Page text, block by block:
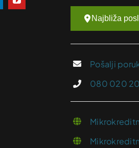
Najbliža
Pošalji
080 020